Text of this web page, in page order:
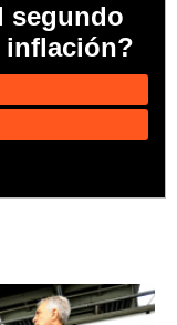
segundo
inflación?